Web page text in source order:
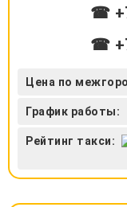
☎
☎
Цена по
График работы:
Рейтинг такси: